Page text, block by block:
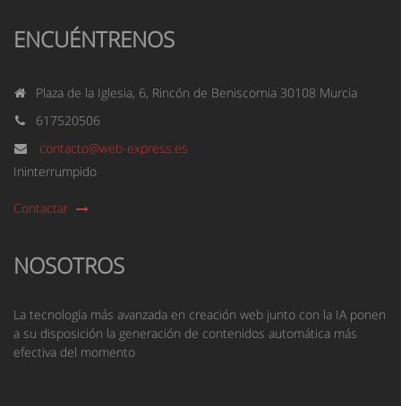
ENCUÉNTRENOS
Plaza de la Iglesia, 6, Rincón de Beniscornia 30108 Murcia
617520506
contacto@web-express.es
Ininterrumpido
Contactar
NOSOTROS
La tecnología más avanzada en creación web junto con la IA ponen
a su disposición la generación de contenidos automática más
efectiva del momento